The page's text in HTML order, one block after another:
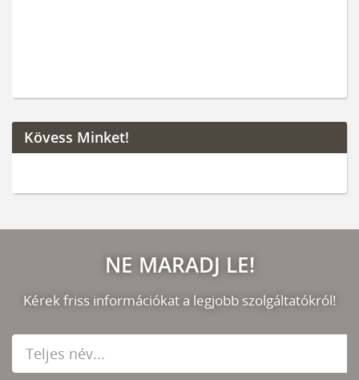
Kövess Minket!
NE MARADJ LE!
Kérek friss információkat a legjobb szolgáltatókról!